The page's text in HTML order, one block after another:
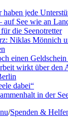
haben jede
auf See wie an
die Seenotretter
Niklas Mönnich
einen
wirkt über den
dabei“
in der
/Spenden &